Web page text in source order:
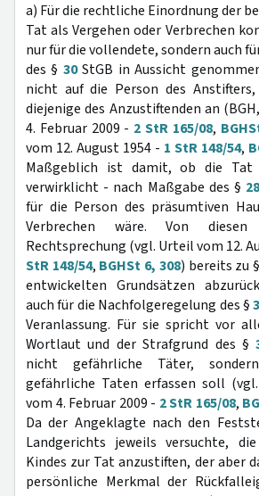
a) Für die rechtliche Einordnung der
Tat als Vergehen oder Verbrechen
nur für die vollendete, sondern auch
des § 30StGB in Aussicht
nicht auf die Person des
diejenige des Anzustiftenden an
4. Februar 2009 - 2 StR 165/08,
vom 12. August 1954 - 1 StR 148/54,
Maßgeblich ist damit, ob die Tat
verwirklicht - nach Maßgabe des § 28
für die Person des präsumtiven
Verbrechen wäre. Von
Rechtsprechung (vgl. Urteil vom 12.
StR 148/54, BGHSt 6, 308) bereits zu §
entwickelten Grundsätzen
auch für die Nachfolgeregelung des §
Veranlassung. Für sie spricht vor
Wortlaut und der Strafgrund des §
nicht gefährliche Täter,
gefährliche Taten erfassen soll
vom 4. Februar 2009 - 2 StR 165/08,
Da der Angeklagte nach den
Landgerichts jeweils versuchte,
Kindes zur Tat anzustiften, der aber
persönliche Merkmal der